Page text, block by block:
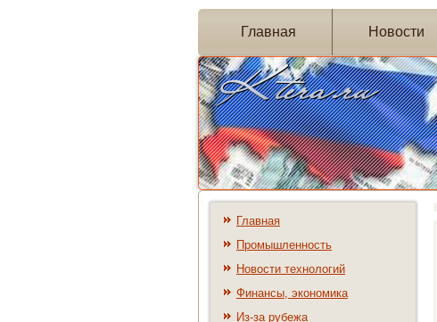
Главная Новости
Главная
Промышленность
Новости технологий
Финансы, экономика
Из-за рубежа